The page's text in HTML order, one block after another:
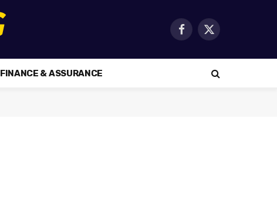
Facebook
X
FINANCE & ASSURANCE